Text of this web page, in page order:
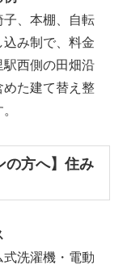
、本棚、自転
み制で、料金
駅西側の田畑沿
めた建て替え整
の方へ】住み
洗濯機・電動